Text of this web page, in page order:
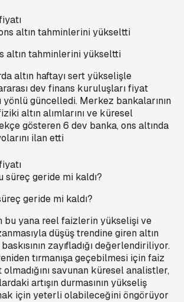
altın tahminlerini yükseltti
altın haftayı sert yükselişle
dev finans kuruluşları fiyat
yönlü güncelledi. Merkez bankalarının
altın alımlarını ve küresel
gösteren 6 dev banka, ons altında
ilan etti
geride mi kaldı?
bu yana reel faizlerin yükselişi ve
düşüş trendine giren altın
zayıfladığı değerlendiriliyor.
tırmanışa geçebilmesi için faiz
savunan küresel analistler,
artışın durmasının yükseliş
için yeterli olabileceğini öngörüyor